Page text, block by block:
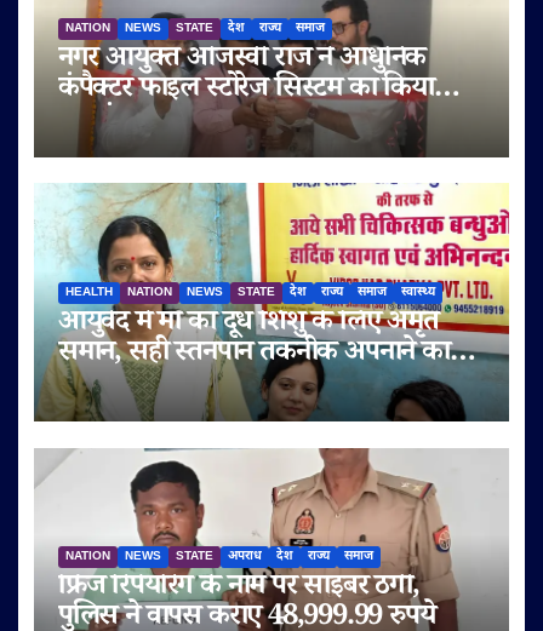
NATION NEWS STATE देश राज्य समाज
नगर आयुक्त ओजस्वी राज ने आधुनिक
कंपैक्टर फाइल स्टोरेज सिस्टम का किया
शुभारंभ
HEALTH NATION NEWS STATE देश राज्य समाज स्वास्थ्य
आयुर्वेद में माँ का दूध शिशु के लिए अमृत
समान, सही स्तनपान तकनीक अपनाने का
आह्वान
NATION NEWS STATE अपराध देश राज्य समाज
फ्रिज रिपेयरिंग के नाम पर साइबर ठगी,
पुलिस ने वापस कराए 48,999.99 रुपये